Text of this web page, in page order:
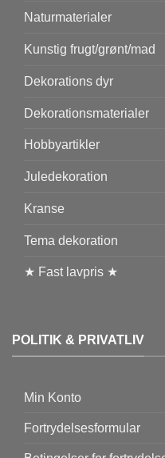
Naturmaterialer
Kunstig frugt/grønt/mad
Dekorations dyr
Dekorationsmaterialer
Hobbyartikler
Juledekoration
Kranse
Tema dekoration
★ Fast lavpris ★
POLITIK & PRIVATLIV
Min Konto
Fortrydelsesformular